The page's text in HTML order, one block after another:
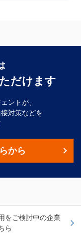
だけます
ントが、
対策などを
から
をご検討中の企業
ら